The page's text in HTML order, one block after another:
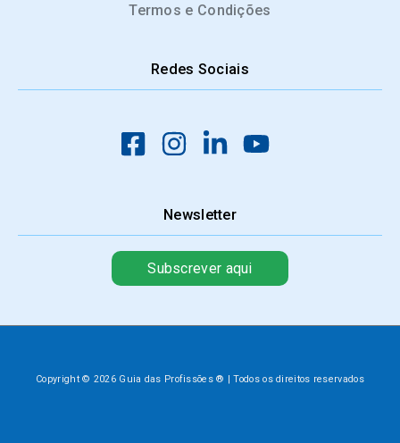
Termos e Condições
Redes Sociais
Newsletter
Subscrever aqui
Copyright © 2026 Guia das Profissões ® | Todos os direitos reservados